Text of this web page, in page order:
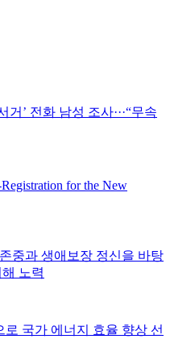
거’ 전화 남성 조사···“무속
for the New
중과 생애보장 정신을 바탕
노력
로 국가 에너지 효율 향상 선